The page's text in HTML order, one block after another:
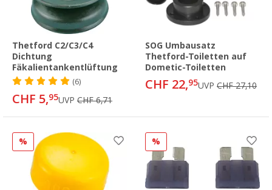
Thetford C2/C3/C4
Dichtung
Fäkalientankentlüftung
(6)
CHF 5,95UVP CHF 6,71
SOG Umbausatz
Thetford-Toiletten auf
Dometic-Toiletten
CHF 22,95UVP CHF 27,10
% %